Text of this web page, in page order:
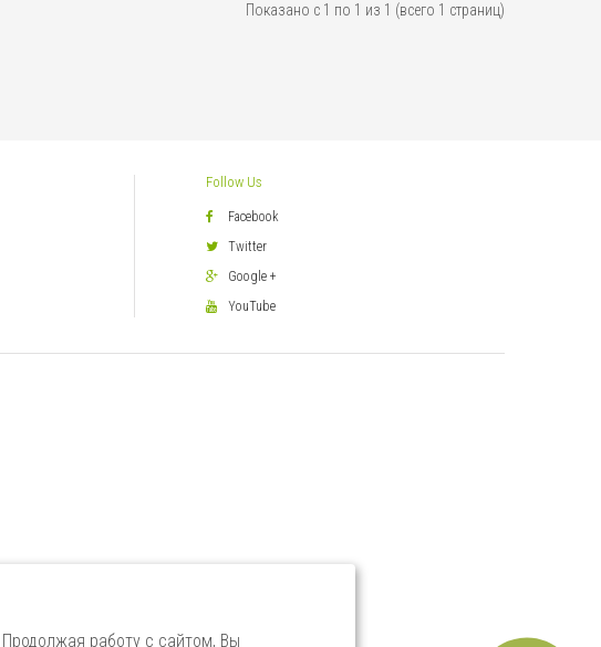
Показано с 1 по 1 из 1 (всего 1 страниц)
Follow Us
Facebook
Twitter
Google +
YouTube
работу с сайтом, Вы